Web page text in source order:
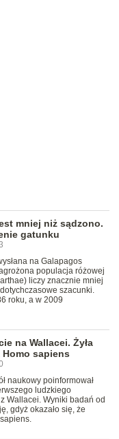
mniej niż sądzono.
gatunku
na Galapagos
populacja różowej
liczy znacznie mniej
szacunki.
roku, a w 2009
na Wallacei. Żyła
sapiens
naukowy poinformował
ludzkiego
Wallacei. Wyniki badań od
gdyż okazało się, że